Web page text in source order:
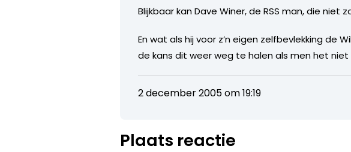
Blijkbaar kan Dave Winer, de RSS man, die
En wat als hij voor z’n eigen zelfbevlekking
de kans dit weer weg te halen als men het
2 december 2005 om 19:19
Plaats reactie